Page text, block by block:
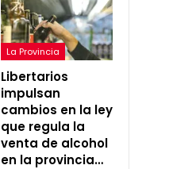
La Provincia
Libertarios
impulsan
cambios en la ley
que regula la
venta de alcohol
en la provincia…